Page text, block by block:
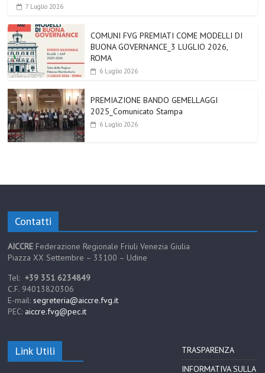
7 Luglio 2026
COMUNI FVG PREMIATI COME MODELLI DI
BUONA GOVERNANCE_3 LUGLIO 2026,
ROMA
6 Luglio 2026
PREMIAZIONE BANDO GEMELLAGGI
2025_Comunicato Stampa
6 Luglio 2026
Contatti
AICCRE Federazione Regionale Friuli Venezia Giulia
Piazza XX Settembre – 33100 – Udine
Tel:+39 351 6234849
C.F. 94013820306
E-mail:segreteria@aiccre.fvg.it
PEC: aiccre.fvg@pec.it
Link Utili
TRASPARENZA
INFORMATIVA SULLA